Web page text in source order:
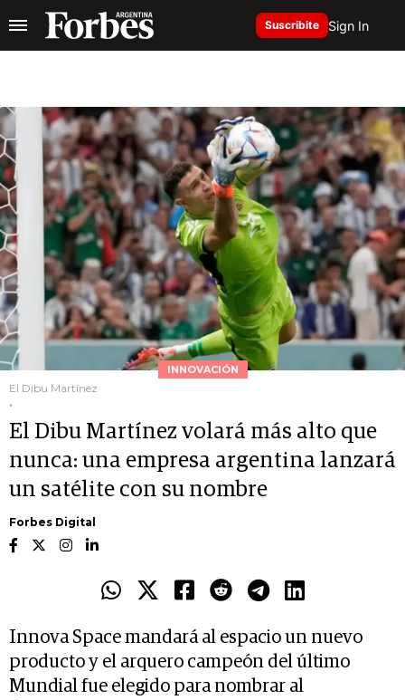
Suscribite Sign In
INNOVACIÓN
El Dibu Martínez
.
El Dibu Martínez volará más alto que
nunca: una empresa argentina lanzará
un satélite con su nombre
Forbes Digital
Innova Space mandará al espacio un nuevo
producto y el arquero campeón del último
Mundial fue elegido para nombrar al